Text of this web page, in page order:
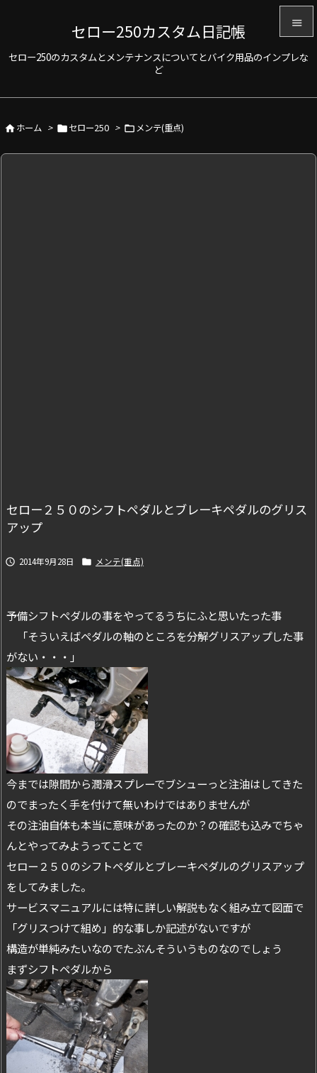
セロー250カスタム日記帳
セロー250のカスタムとメンテナンスについてとバイク用品のインプレな
ど


ホーム > セロー250 >  メンテ(重点)
セロー２５０のシフトペダルとブレーキペダルのグリス
アップ
 2014年9月28日  メンテ(重点)
予備シフトペダルの事をやってるうちにふと思いたった事
「そういえばペダルの軸のところを分解グリスアップした事
がない・・・」
今までは隙間から潤滑スプレーでブシューっと注油はしてきた
のでまったく手を付けて無いわけではありませんが
その注油自体も本当に意味があったのか？の確認も込みでちゃ
んとやってみようってことで
セロー２５０のシフトペダルとブレーキペダルのグリスアップ
をしてみました。
サービスマニュアルには特に詳しい解説もなく組み立て図面で
「グリスつけて組め」的な事しか記述がないですが
構造が単純みたいなのでたぶんそういうものなのでしょう
まずシフトペダルから